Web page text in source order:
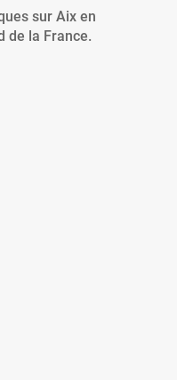
sur Aix en
de la France.